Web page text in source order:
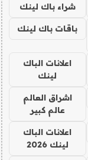
شراء باك لينك
باقات باك لينك
اعلانات الباك
لينك
اشراق العالم
عالم كبير
اعلانات الباك
لينك 2026